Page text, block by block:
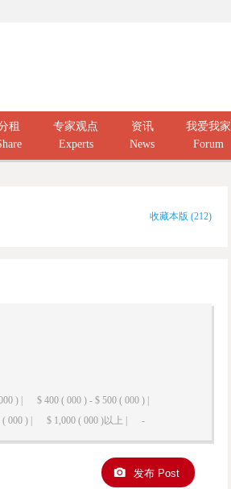
租
专家观点
Experts
资讯
News
我爱我家
Forum
收藏本版 (212)
) |
$ 400 ( 000 ) - $ 500 ( 000 ) |
000 ) | $ 1,000 ( 000 )以上 | -
发布 Post